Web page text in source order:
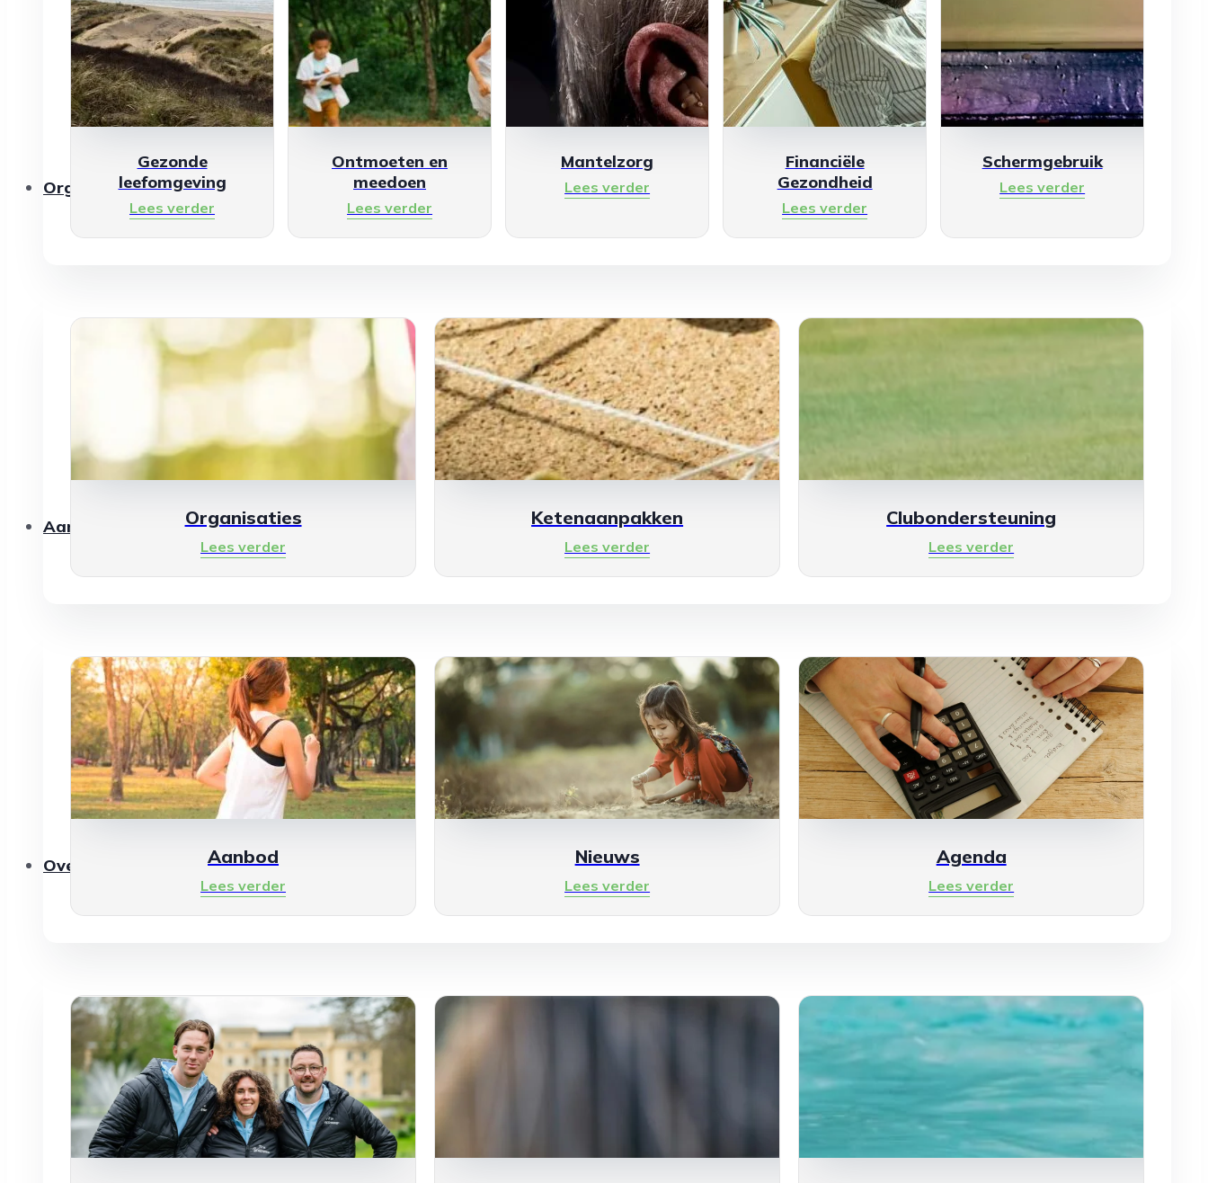
Gezonde
leefomgeving
Lees verder
Ontmoeten en
meedoen
Lees verder
Mantelzorg
Lees verder
Financiële
Gezondheid
Lees verder
Schermgebruik
Lees verder
Organisaties
Organisaties
Lees verder
Ketenaanpakken
Lees verder
Clubondersteuning
Lees verder
Aanbod
Aanbod
Lees verder
Nieuws
Lees verder
Agenda
Lees verder
Over ons